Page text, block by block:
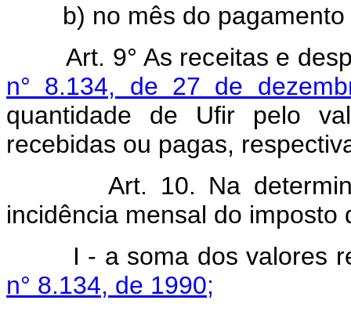
b) no mês do pagamento
Art. 9° As receitas e
n° 8.134, de 27 de
quantidade de Ufir pelo
recebidas ou pagas,
Art. 10. Na
incidência mensal do
I - a soma dos valores
n° 8.134, de 1990;